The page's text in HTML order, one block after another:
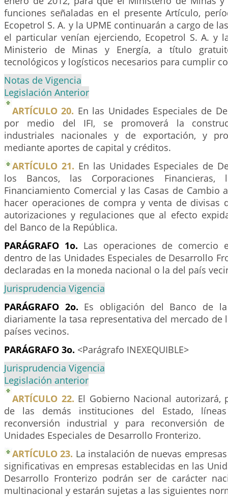
funciones señaladas en el presente Artículo,
Ecopetrol S. A. y la UPME continuarán a cargo de
el particular venían ejerciendo, Ecopetrol S. A. y
Ministerio de Minas y Energía, a título
tecnológicos y logísticos necesarios para cumplir
Notas de Vigencia
Legislación Anterior
ARTÍCULO 20. En las Unidades Especiales de
por medio del IFI, se promoverá la
industriales nacionales y de exportación, y
mediante aportes de capital y créditos.
ARTÍCULO 21. En las Unidades Especiales de
los Bancos, las Corporaciones Financieras,
Financiamiento Comercial y las Casas de Cambio
hacer operaciones de compra y venta de divisas
autorizaciones y regulaciones que al efecto
del Banco de la República.
PARÁGRAFO 1o. Las operaciones de comercio
dentro de las Unidades Especiales de Desarrollo
declaradas en la moneda nacional o la del país
Jurisprudencia Vigencia
PARÁGRAFO 2o. Es obligación del Banco de
diariamente la tasa representativa del mercado de
países vecinos.
PARÁGRAFO 3o. <Parágrafo INEXEQUIBLE>
Jurisprudencia Vigencia
Legislación anterior
ARTÍCULO 22. El Gobierno Nacional autorizará,
de las demás instituciones del Estado,
reconversión industrial y para reconversión
Unidades Especiales de Desarrollo Fronterizo.
ARTÍCULO 23. La instalación de nuevas
significativas en empresas establecidas en las
Desarrollo Fronterizo podrán ser de carácter
multinacional y estarán sujetas a las siguientes